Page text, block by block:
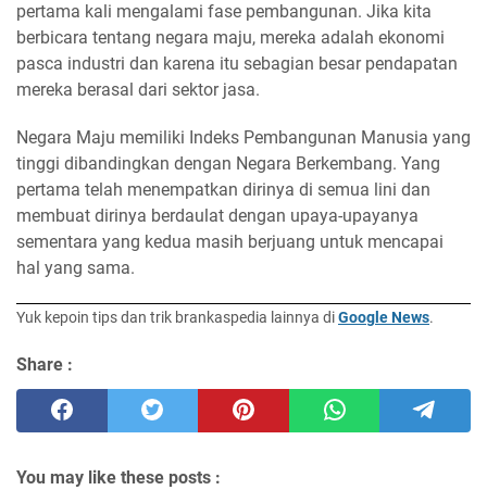
pertama kali mengalami fase pembangunan. Jika kita
berbicara tentang negara maju, mereka adalah ekonomi
pasca industri dan karena itu sebagian besar pendapatan
mereka berasal dari sektor jasa.
Negara Maju memiliki Indeks Pembangunan Manusia yang
tinggi dibandingkan dengan Negara Berkembang. Yang
pertama telah menempatkan dirinya di semua lini dan
membuat dirinya berdaulat dengan upaya-upayanya
sementara yang kedua masih berjuang untuk mencapai
hal yang sama.
Yuk kepoin tips dan trik brankaspedia lainnya diGoogle News.
Share :
You may like these posts :